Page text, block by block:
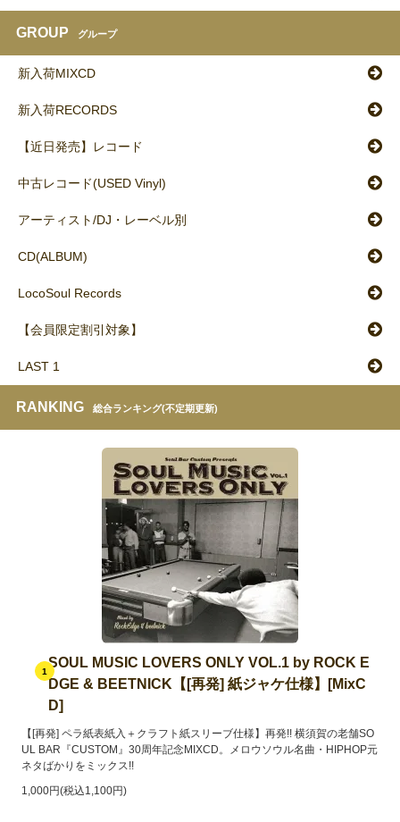
GROUP グループ
新入荷MIXCD
新入荷RECORDS
【近日発売】レコード
中古レコード(USED Vinyl)
アーティスト/DJ・レーベル別
CD(ALBUM)
LocoSoul Records
【会員限定割引対象】
LAST 1
RANKING 総合ランキング(不定期更新)
1
SOUL MUSIC LOVERS ONLY VOL.1 by ROCK E
DGE & BEETNICK【[再発] 紙ジャケ仕様】[MixC
D]
【[再発] ペラ紙表紙入＋クラフト紙スリーブ仕様】再発!! 横須賀の老舗SO
UL BAR『CUSTOM』30周年記念MIXCD。メロウソウル名曲・HIPHOP元
ネタばかりをミックス!!
1,000円(税込1,100円)